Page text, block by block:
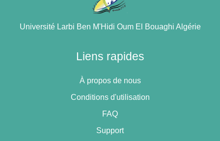
Université Larbi Ben M'Hidi Oum El Bouaghi Algérie
Liens rapides
À propos de nous
Conditions d'utilisation
FAQ
Support